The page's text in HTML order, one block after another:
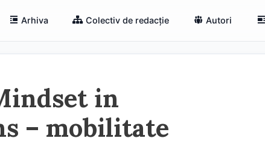
Arhiva Colectiv de redacție Autori
in
– mobilitate